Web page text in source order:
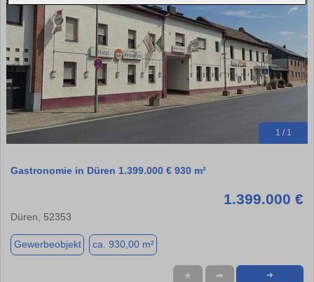
1 / 1
Gastronomie in Düren 1.399.000 € 930 m²
1.399.000 €
Düren, 52353
Gewerbeobjekt ca. 930,00 m²
★ ➦ ➜